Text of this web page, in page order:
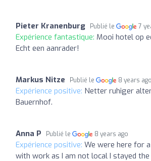
Pieter Kranenburg Publié le 7
Expérience fantastique: Mooi hotel op
Echt een aanrader!
Markus Nitze Publié le 8 years ago
Expérience positive: Netter ruhiger
Bauernhof.
Anna P Publié le 8 years ago
Expérience positive: We were here for
with work as I am not local I stayed